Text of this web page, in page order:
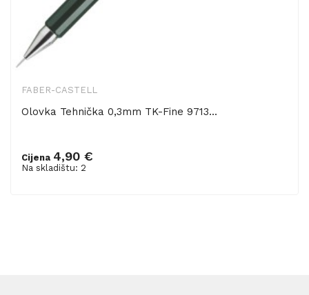
FABER-CASTELL
Olovka Tehnička 0,3mm TK-Fine 9713...
Cijena 4,90 €
Na skladištu: 2
Dodaj u košaricu